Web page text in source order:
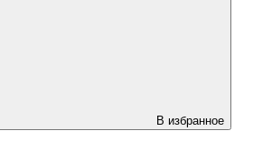
В избранное